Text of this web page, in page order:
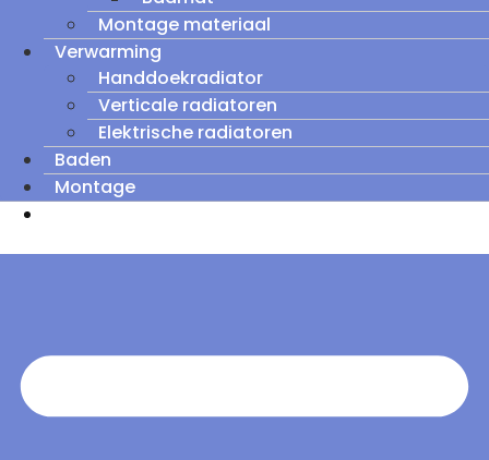
Montage materiaal
Verwarming
Handdoekradiator
Verticale radiatoren
Elektrische radiatoren
Baden
Montage